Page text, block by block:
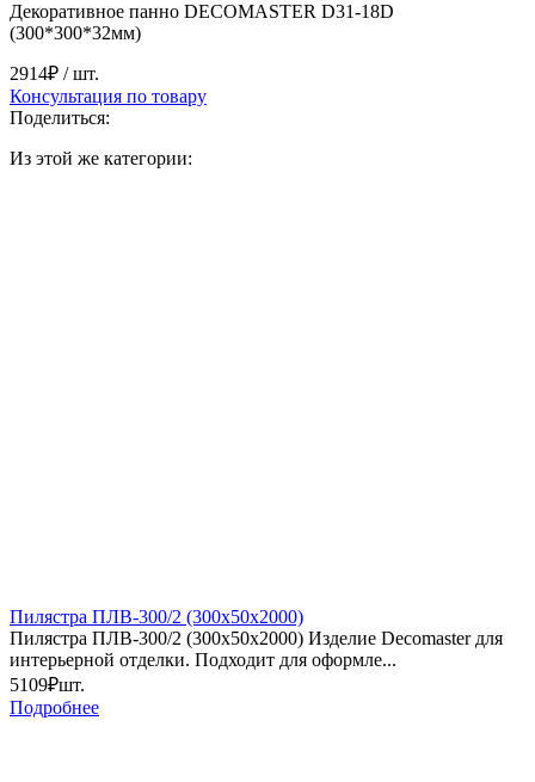
Декоративное панно DECOMASTER D31-18D
(300*300*32мм)
2914₽ / шт.
Консультация по товару
Поделиться:
Из этой же категории:
Пилястра ПЛВ-300/2 (300х50х2000)
Пилястра ПЛВ-300/2 (300х50х2000) Изделие Decomaster для
интерьерной отделки. Подходит для оформле...
5109₽шт.
Подробнее